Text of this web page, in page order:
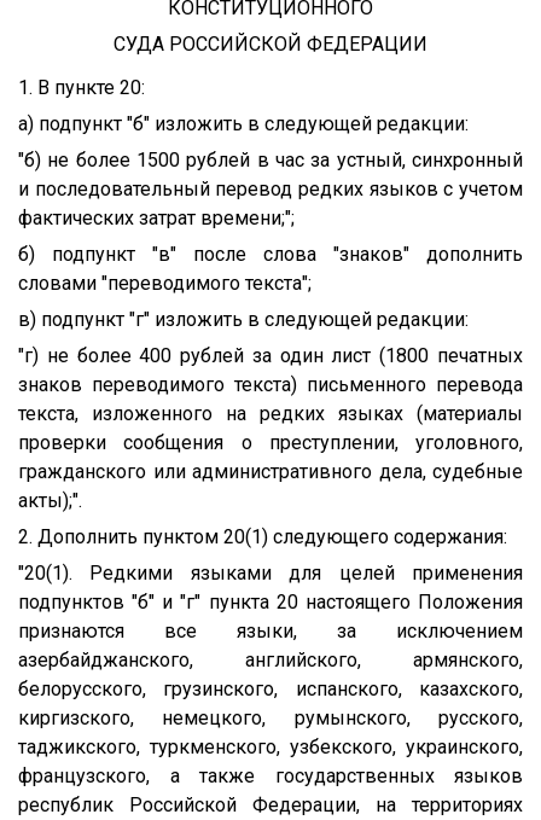
КОНСТИТУЦИОННОГО
СУДА РОССИЙСКОЙ ФЕДЕРАЦИИ
1. В пункте 20:
а) подпункт "б" изложить в следующей редакции:
"б) не более 1500 рублей в час за устный, синхронный
и последовательный перевод редких языков с учетом
фактических затрат времени;";
б) подпункт "в" после слова "знаков" дополнить
словами "переводимого текста";
в) подпункт "г" изложить в следующей редакции:
"г) не более 400 рублей за один лист (1800 печатных
знаков переводимого текста) письменного перевода
текста, изложенного на редких языках (материалы
проверки сообщения о преступлении, уголовного,
гражданского или административного дела, судебные
акты);".
2. Дополнить пунктом 20(1) следующего содержания:
"20(1). Редкими языками для целей применения
подпунктов "б" и "г" пункта 20 настоящего Положения
признаются все языки, за исключением
азербайджанского, английского, армянского,
белорусского, грузинского, испанского, казахского,
киргизского, немецкого, румынского, русского,
таджикского, туркменского, узбекского, украинского,
французского, а также государственных языков
республик Российской Федерации, на территориях